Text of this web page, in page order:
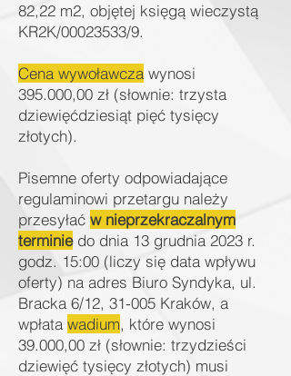
82,22 m2, objętej księgą wieczystą
KR2K/00023533/9.
Cena wywoławcza wynosi
395.000,00 zł (słownie: trzysta
dziewięćdziesiąt pięć tysięcy
złotych).
Pisemne oferty odpowiadające
regulaminowi przetargu należy
przesyłać w nieprzekraczalnym
terminiedo dnia 13 grudnia 2023 r.
godz. 15:00 (liczy się data wpływu
oferty) na adres Biuro Syndyka, ul.
Bracka 6/12, 31-005 Kraków, a
wpłata wadium, które wynosi
39.000,00 zł (słownie: trzydzieści
dziewięć tysięcy złotych) musi